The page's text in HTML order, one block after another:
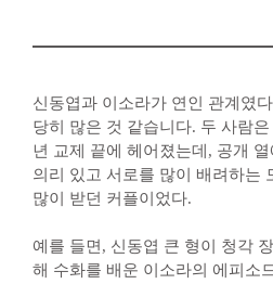
신동엽과 이소라가 연인 관계였
당히 많은 것 같습니다. 두 사람
년 교제 끝에 헤어졌는데, 공개
의리 있고 서로를 많이 배려하는
많이 받던 커플이었다.
예를 들면, 신동엽 큰 형이 청각
해 수화를 배운 이소라의 에피소